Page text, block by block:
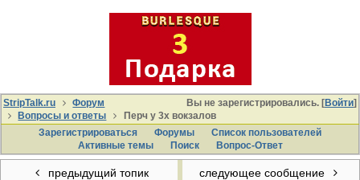
Вы не зарегистрировались. [Войти]
StripTalk.ru
Форум
Вопросы и ответы
Перч у 3х вокзалов
Зарегистрироваться
Форумы
Список пользователей
Активные темы
Поиcк Вопрос-Ответ
предыдущий топик следующее сообщение